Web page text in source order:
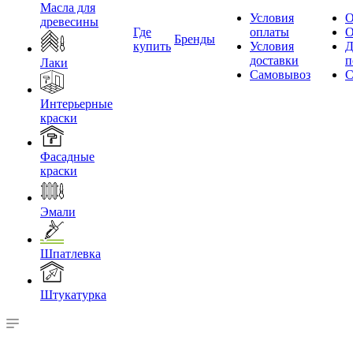
Масла для
древесины
Лаки
Интерьерные
краски
Фасадные
краски
Эмали
Шпатлевка
Штукатурка
Где
купить
Бренды
Условия
оплаты
Условия
доставки
Самовывоз